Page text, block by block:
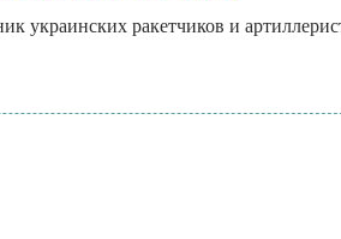
украинских ракетчиков и